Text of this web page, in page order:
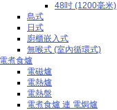
48吋 (1200毫米)
島式
日式
廚櫃嵌入式
無喉式 (室內循環式)
電煮食爐
電磁爐
電熱爐
電熱盤
電煮食爐 連 電焗爐